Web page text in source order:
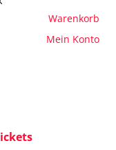
Warenkorb
Mein Konto